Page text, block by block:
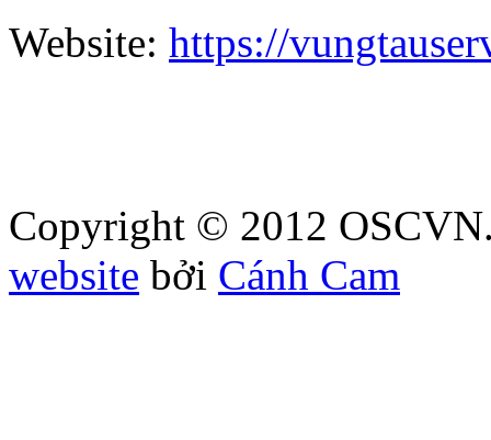
Website: https://
Copyright © 2012
website bởi Cánh Cam